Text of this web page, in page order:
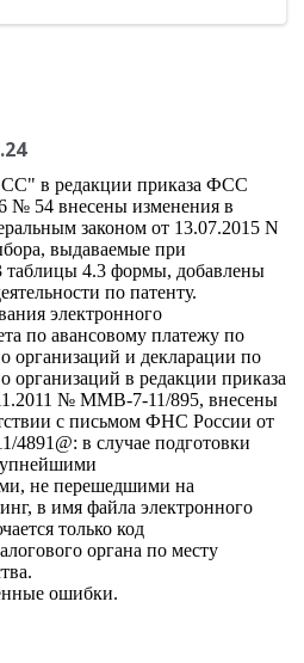
в редакции приказа ФСС
№ 54 внесены изменения в
законом от 13.07.2015 N
выдаваемые при
таблицы 4.3 формы, добавлены
по патенту.
электронного
по авансовому платежу по
организаций и декларации по
организаций в редакции приказа
№ ММВ-7-11/895, внесены
с письмом ФНС России от
4891@: в случае подготовки
не перешедшими на
в имя файла электронного
только код
органа по месту
ошибки.